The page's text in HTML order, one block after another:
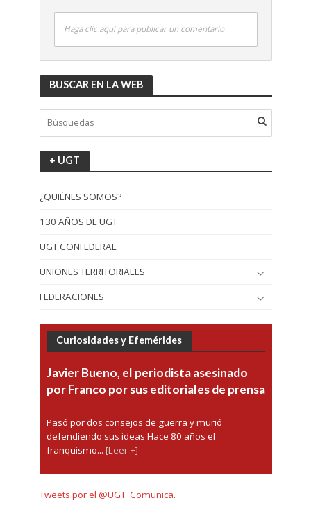
Haga clic aquí para publicar un comentario
BUSCAR EN LA WEB
+ UGT
¿QUIÉNES SOMOS?
130 AÑOS DE UGT
UGT CONFEDERAL
UNIONES TERRITORIALES
FEDERACIONES
Curiosidades y Efemérides
Javier Bueno, el periodista asesinado
por Franco por sus editoriales de prensa
Pasó por dos consejos de guerra y murió
defendiendo sus ideas Hace 80 años el
franquismo... [Leer +]
Tweets por el @UGT_Comunica.